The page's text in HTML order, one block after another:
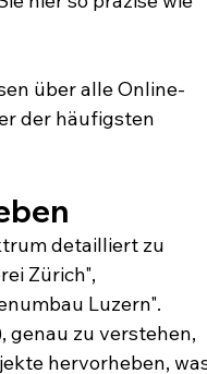
über alle Online-
der häufigsten
detailliert zu
Zürich",
Luzern".
genau zu verstehen,
hervorheben,